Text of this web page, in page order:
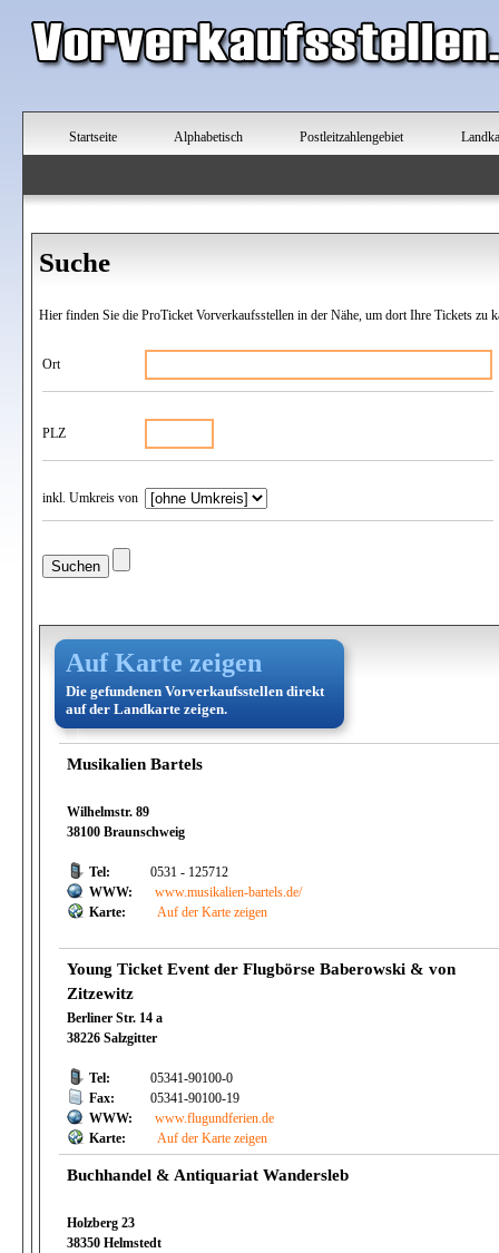
Startseite Alphabetisch Postleitzahlengebiet
Suche
Hier finden Sie die ProTicket Vorverkaufsstellen in der Nähe, um dort Ihre Tickets zu
Ort
PLZ
inkl. Umkreis von
Auf Karte zeigen
Die gefundenen Vorverkaufsstellen direkt
auf der Landkarte zeigen.
Musikalien Bartels
Wilhelmstr. 89
38100 Braunschweig
Tel:
0531 - 125712
WWW:
www.musikalien-bartels.de/
Karte:
Auf der Karte zeigen
Young Ticket Event der Flugbörse Baberowski & von
Zitzewitz
Berliner Str. 14 a
38226 Salzgitter
Tel:
05341-90100-0
Fax:
05341-90100-19
WWW:
www.flugundferien.de
Karte:
Auf der Karte zeigen
Buchhandel & Antiquariat Wandersleb
Holzberg 23
38350 Helmstedt